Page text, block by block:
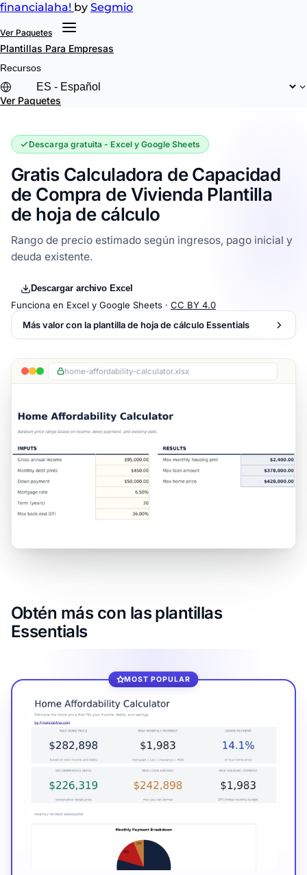
financialaha! by Segmio
Ver Paquetes
Plantillas Para Empresas
Recursos
Ver Paquetes
Descarga gratuita - Excel y Google Sheets
Gratis Calculadora de Capacidad
de Compra de Vivienda Plantilla
de hoja de cálculo
Rango de precio estimado según ingresos, pago inicial y
deuda existente.
Descargar archivo Excel
Funciona en Excel y Google Sheets · CC BY 4.0
Más valor con la plantilla de hoja de cálculo Essentials
home-affordability-calculator.xlsx
Obtén más con las plantillas
Essentials
MOST POPULAR